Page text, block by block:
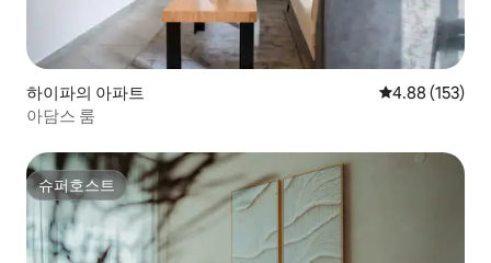
하이파의 아파트 평점 4.88점(5
4.88 (153)
아담스 룸
슈퍼호스트
슈퍼호스트